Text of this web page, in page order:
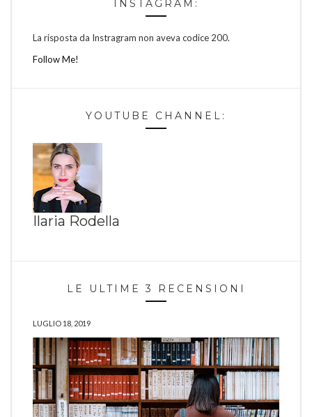
INSTAGRAM:
La risposta da Instragram non aveva codice 200.
Follow Me!
YOUTUBE CHANNEL:
Ilaria Rodella
LE ULTIME 3 RECENSIONI
LUGLIO 18, 2019